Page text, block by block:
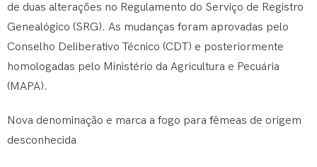
de duas alterações no Regulamento do Serviço de Registro
Genealógico (SRG). As mudanças foram aprovadas pelo
Conselho Deliberativo Técnico (CDT) e posteriormente
homologadas pelo Ministério da Agricultura e Pecuária
(MAPA).
Nova denominação e marca a fogo para fêmeas de origem
desconhecida